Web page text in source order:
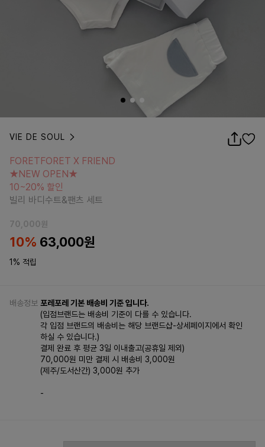
VIE DE SOUL
★NEW OPEN★
10~20% 할인
빌리 바디수트&팬츠 세트
FORETFORET X FRIEND
★NEW OPEN★
10~20% 할인
빌리 바디수트&팬츠 세트
70,000원
10% 63,000원
1% 적립
배송정보 포레포레 기본 배송비 기준 입니다.
(입점브랜드는 배송비 기준이 다를 수 있습니다.
각 입점 브랜드의 배송비는 해당 브랜드샵-상세페이지에서 확인
하실 수 있습니다.)
결제 완료 후 평균 3일 이내출고(공휴일 제외)
70,000원 미만 결제 시 배송비 3,000원
(제주/도서산간) 3,000원 추가
-